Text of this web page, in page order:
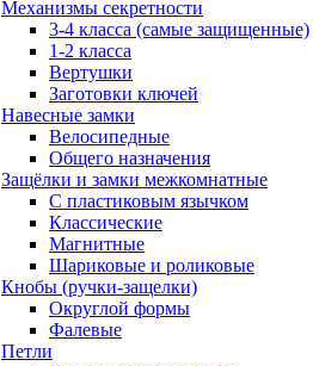
Механизмы секретности
3-4 класса (самые защищенные)
1-2 класса
Вертушки
Заготовки ключей
Навесные замки
Велосипедные
Общего назначения
Защёлки и замки межкомнатные
С пластиковым язычком
Классические
Магнитные
Шариковые и роликовые
Кнобы (ручки-защелки)
Округлой формы
Фалевые
Петли